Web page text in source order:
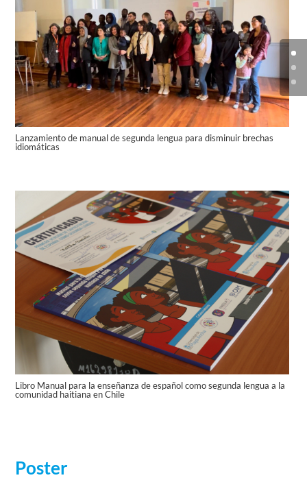
Lanzamiento de manual de segunda lengua para disminuir brechas
idiomáticas
Libro Manual para la enseñanza de español como segunda lengua a la
comunidad haitiana en Chile
Poster